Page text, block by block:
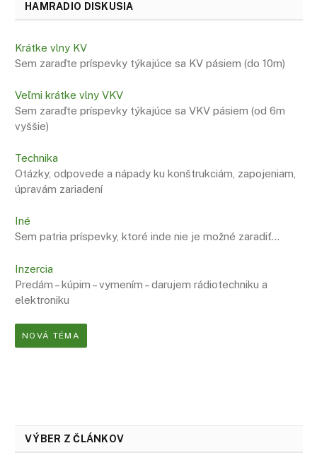
HAMRADIO DISKUSIA
Krátke vlny KV
Sem zaraďte príspevky týkajúce sa KV pásiem (do 10m)
Veľmi krátke vlny VKV
Sem zaraďte príspevky týkajúce sa VKV pásiem (od 6m
vyššie)
Technika
Otázky, odpovede a nápady ku konštrukciám, zapojeniam,
úpravám zariadení
Iné
Sem patria príspevky, ktoré inde nie je možné zaradiť…
Inzercia
Predám – kúpim – vymením – darujem rádiotechniku a
elektroniku
NOVÁ TÉMA
VÝBER Z ČLÁNKOV